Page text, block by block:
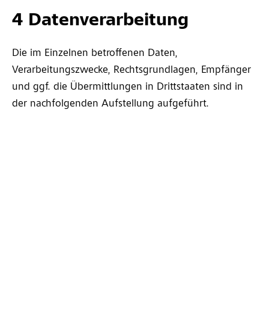
4 Datenverarbeitung
Die im Einzelnen betroffenen Daten,
Verarbeitungszwecke, Rechtsgrundlagen, Empfänger
und ggf. die Übermittlungen in Drittstaaten sind in
der nachfolgenden Aufstellung aufgeführt.